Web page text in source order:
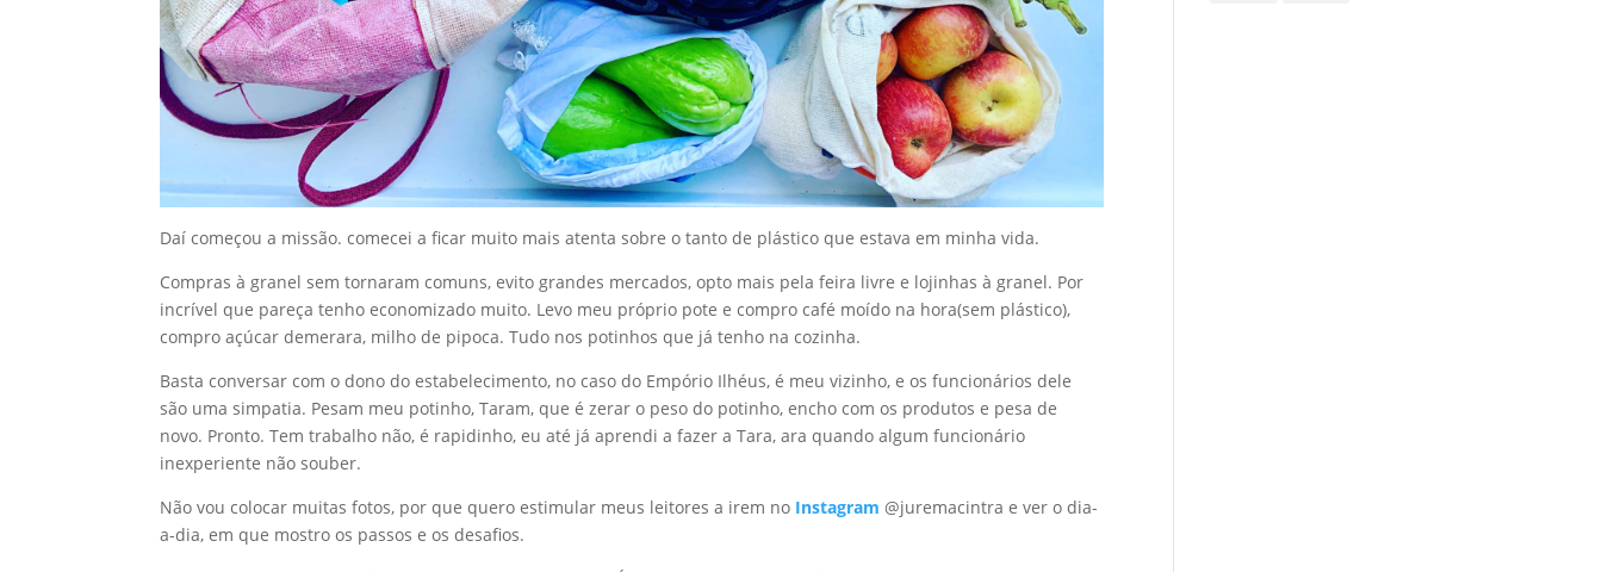
Daí começou a missão. comecei a ficar muito mais atenta sobre o tanto de plástico que estava em minha vida.
Compras à granel sem tornaram comuns, evito grandes mercados, opto mais pela feira livre e lojinhas à granel. Por
incrível que pareça tenho economizado muito. Levo meu próprio pote e compro café moído na hora(sem plástico),
compro açúcar demerara, milho de pipoca. Tudo nos potinhos que já tenho na cozinha.
Basta conversar com o dono do estabelecimento, no caso do Empório Ilhéus, é meu vizinho, e os funcionários dele
são uma simpatia. Pesam meu potinho, Taram, que é zerar o peso do potinho, encho com os produtos e pesa de
novo. Pronto. Tem trabalho não, é rapidinho, eu até já aprendi a fazer a Tara, ara quando algum funcionário
inexperiente não souber.
Não vou colocar muitas fotos, por que quero estimular meus leitores a irem no Instagram @juremacintra e ver o dia-
a-dia, em que mostro os passos e os desafios.